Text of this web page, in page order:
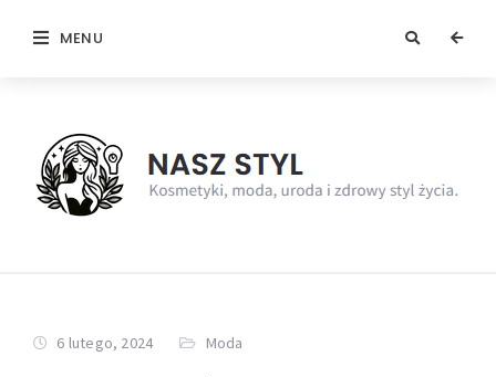
MENU
6 lutego, 2024 Moda